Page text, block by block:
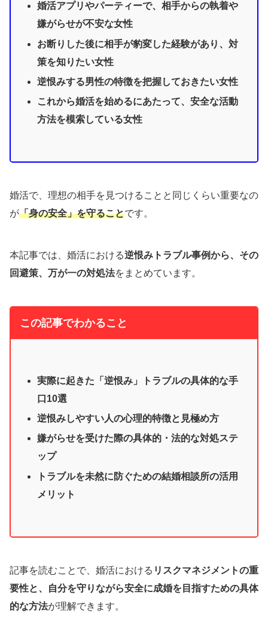
婚活アプリやパーティーで、相手からの執着や
嫌がらせが不安な女性
お断りした後に相手が豹変した経験があり、対
策を知りたい女性
逆恨みする男性の特徴を把握しておきたい女性
これから婚活を始めるにあたって、安全な活動
方法を模索している女性
婚活で、理想の相手を見つけることと同じくらい重要なの
が「身の安全」を守ることです。
本記事では、婚活における逆恨みトラブル事例から、その
回避策、万が一の対処法をまとめています。
この記事でわかること
実際に起きた「逆恨み」トラブルの具体的な手
口10選
逆恨みしやすい人の心理的特徴と見極め方
嫌がらせを受けた際の具体的・法的な対処ステ
ップ
トラブルを未然に防ぐための結婚相談所の活用
メリット
記事を読むことで、婚活における リスクマネジメントの重
要性と、自分を守りながら安全に成婚を目指すための具体
的な方法が理解できます。